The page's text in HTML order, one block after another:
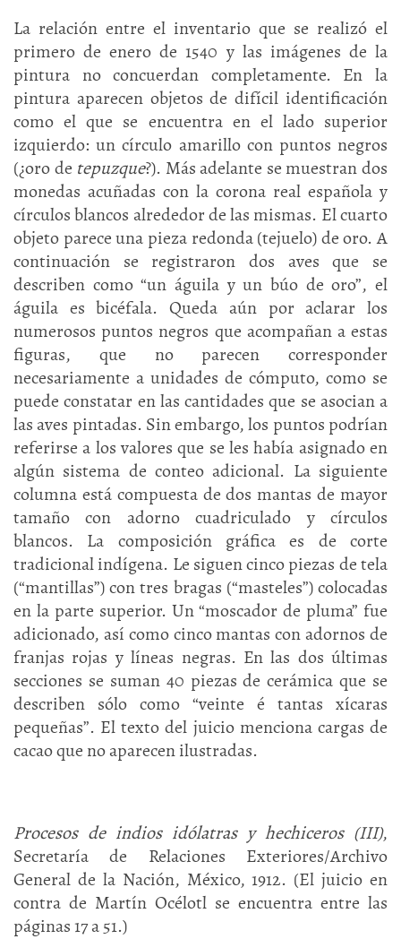
La relación entre el inventario que se realizó el
primero de enero de 1540 y las imágenes de la
pintura no concuerdan completamente. En la
pintura aparecen objetos de difícil identificación
como el que se encuentra en el lado superior
izquierdo: un círculo amarillo con puntos negros
(¿oro de tepuzque?). Más adelante se muestran dos
monedas acuñadas con la corona real española y
círculos blancos alrededor de las mismas. El cuarto
objeto parece una pieza redonda (tejuelo) de oro. A
continuación se registraron dos aves que se
describen como “un águila y un búo de oro”, el
águila es bicéfala. Queda aún por aclarar los
numerosos puntos negros que acompañan a estas
figuras, que no parecen corresponder
necesariamente a unidades de cómputo, como se
puede constatar en las cantidades que se asocian a
las aves pintadas. Sin embargo, los puntos podrían
referirse a los valores que se les había asignado en
algún sistema de conteo adicional. La siguiente
columna está compuesta de dos mantas de mayor
tamaño con adorno cuadriculado y círculos
blancos. La composición gráfica es de corte
tradicional indígena. Le siguen cinco piezas de tela
(“mantillas”) con tres bragas (“masteles”) colocadas
en la parte superior. Un “moscador de pluma” fue
adicionado, así como cinco mantas con adornos de
franjas rojas y líneas negras. En las dos últimas
secciones se suman 40 piezas de cerámica que se
describen sólo como “veinte é tantas xícaras
pequeñas”. El texto del juicio menciona cargas de
cacao que no aparecen ilustradas.
Procesos de indios idólatras y hechiceros (III),
Secretaría de Relaciones Exteriores/Archivo
General de la Nación, México, 1912. (El juicio en
contra de Martín Océlotl se encuentra entre las
páginas 17 a 51.)